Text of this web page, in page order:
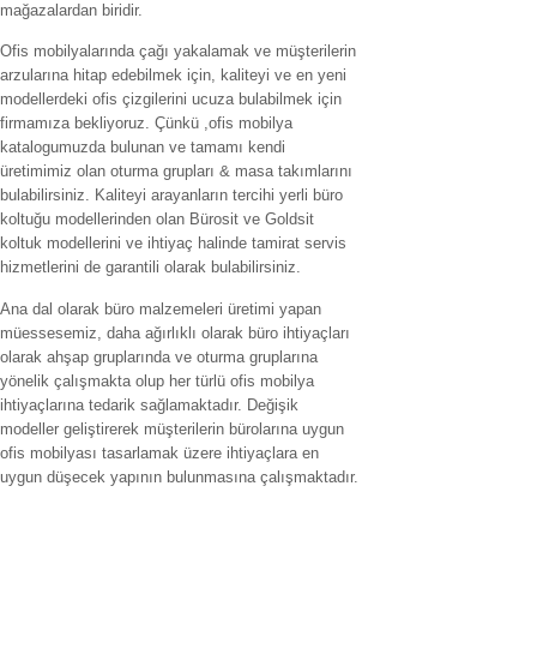
mağazalardan biridir.
Ofis mobilyalarında çağı yakalamak ve müşterilerin
arzularına hitap edebilmek için, kaliteyi ve en yeni
modellerdeki ofis çizgilerini ucuza bulabilmek için
firmamıza bekliyoruz. Çünkü ,ofis mobilya
katalogumuzda bulunan ve tamamı kendi
üretimimiz olan oturma grupları & masa takımlarını
bulabilirsiniz. Kaliteyi arayanların tercihi yerli büro
koltuğu modellerinden olan Bürosit ve Goldsit
koltuk modellerini ve ihtiyaç halinde tamirat servis
hizmetlerini de garantili olarak bulabilirsiniz.
Ana dal olarak büro malzemeleri üretimi yapan
müessesemiz, daha ağırlıklı olarak büro ihtiyaçları
olarak ahşap gruplarında ve oturma gruplarına
yönelik çalışmakta olup her türlü ofis mobilya
ihtiyaçlarına tedarik sağlamaktadır. Değişik
modeller geliştirerek müşterilerin bürolarına uygun
ofis mobilyası tasarlamak üzere ihtiyaçlara en
uygun düşecek yapının bulunmasına çalışmaktadır.